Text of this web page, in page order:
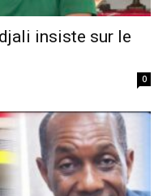
insiste sur le
0